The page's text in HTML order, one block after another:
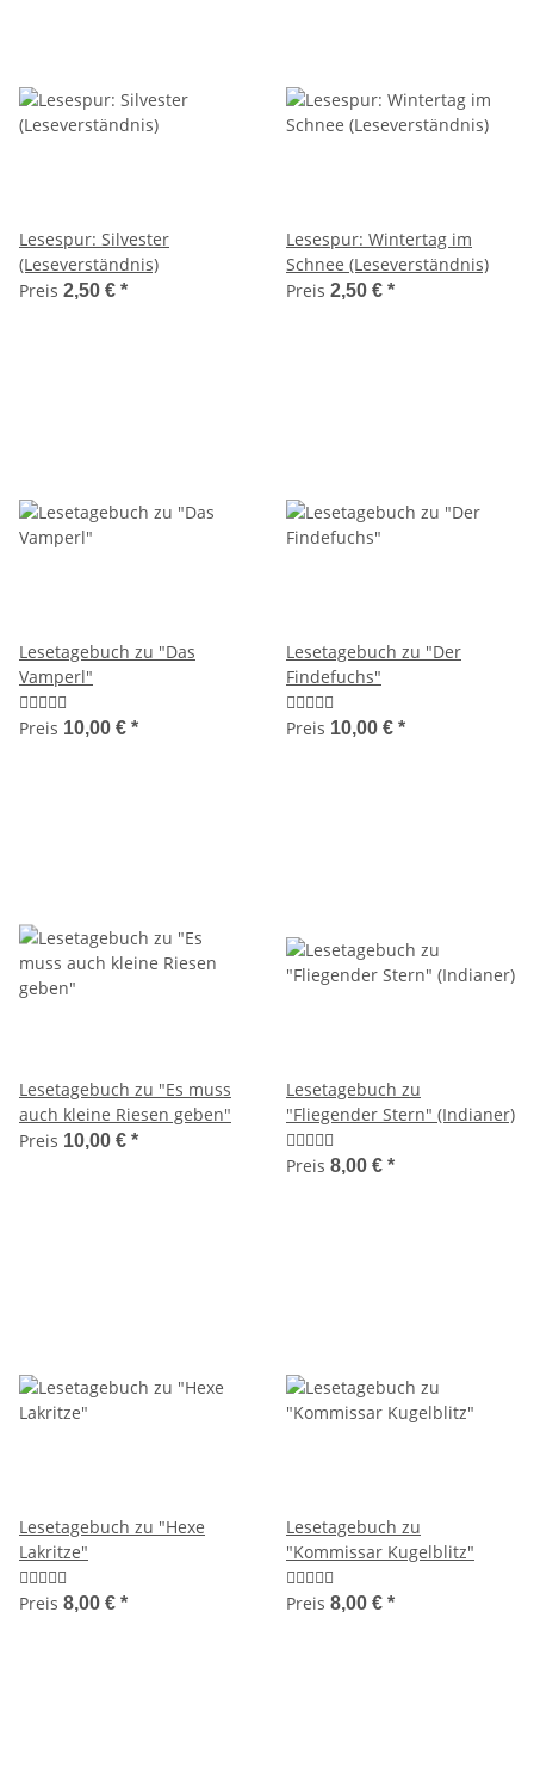
Lesespur: Silvester
(Leseverständnis)
Preis 2,50 € *
Lesespur: Wintertag im
Schnee (Leseverständnis)
Preis 2,50 € *
Lesetagebuch zu "Das
Vamperl"
Preis 10,00 € *
Lesetagebuch zu "Der
Findefuchs"
Preis 10,00 € *
Lesetagebuch zu "Es muss
auch kleine Riesen geben"
Preis 10,00 € *
Lesetagebuch zu
"Fliegender Stern" (Indianer)
Preis 8,00 € *
Lesetagebuch zu "Hexe
Lakritze"
Preis 8,00 € *
Lesetagebuch zu
"Kommissar Kugelblitz"
Preis 8,00 € *